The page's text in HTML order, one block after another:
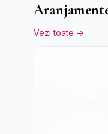
Vezi toate →